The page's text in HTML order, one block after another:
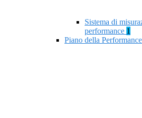
Sistema di
performance 1
Piano della Performance